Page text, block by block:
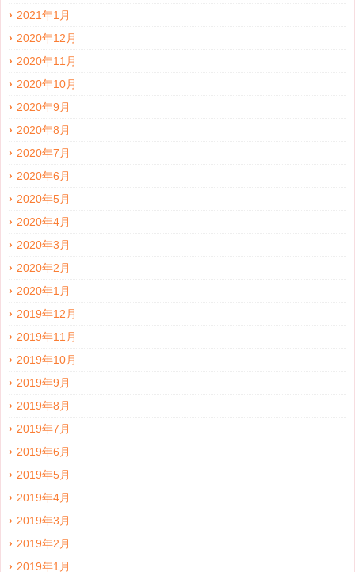
2021年1月
2020年12月
2020年11月
2020年10月
2020年9月
2020年8月
2020年7月
2020年6月
2020年5月
2020年4月
2020年3月
2020年2月
2020年1月
2019年12月
2019年11月
2019年10月
2019年9月
2019年8月
2019年7月
2019年6月
2019年5月
2019年4月
2019年3月
2019年2月
2019年1月